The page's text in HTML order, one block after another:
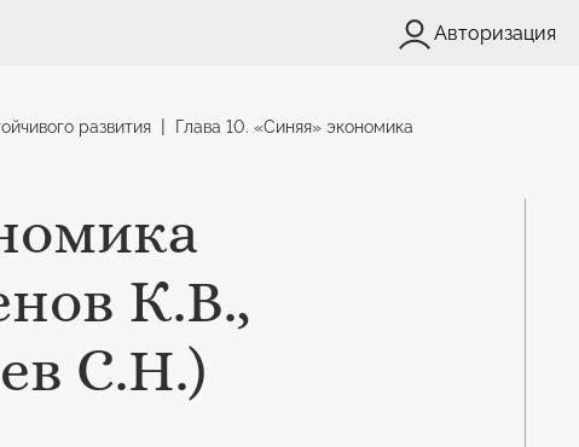
Авторизация
развития | Глава 10. «Синяя» экономика
К.В.,
С.Н.)